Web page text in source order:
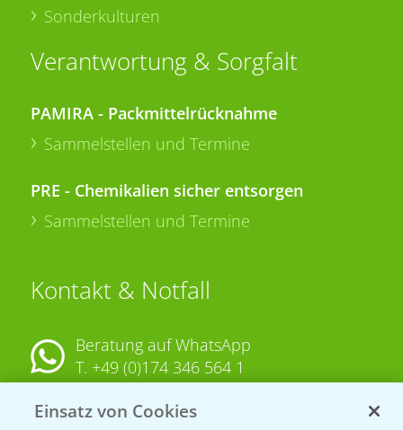
Sonderkulturen
Verantwortung & Sorgfalt
PAMIRA - Packmittelrücknahme
Sammelstellen und Termine
PRE - Chemikalien sicher entsorgen
Sammelstellen und Termine
Kontakt & Notfall
Beratung auf WhatsApp
T. +49 (0)174 346 564 1
KONTAKT
Einsatz von Cookies